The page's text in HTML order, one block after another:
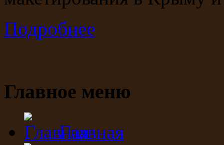
Подробнее
Главное меню
Главная